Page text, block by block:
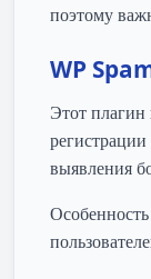
поэтому
WP
Этот
выявления